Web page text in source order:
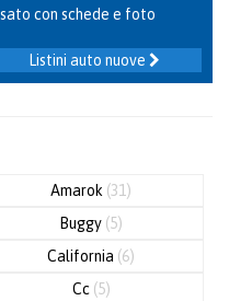
con schede e foto
Listini auto nuove
Amarok (31)
Buggy (5)
California (6)
Cc (5)